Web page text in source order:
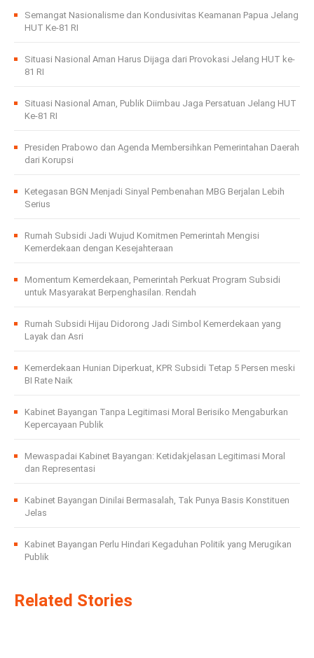
Semangat Nasionalisme dan Kondusivitas Keamanan Papua Jelang
HUT Ke-81 RI
Situasi Nasional Aman Harus Dijaga dari Provokasi Jelang HUT ke-
81 RI
Situasi Nasional Aman, Publik Diimbau Jaga Persatuan Jelang HUT
Ke-81 RI
Presiden Prabowo dan Agenda Membersihkan Pemerintahan Daerah
dari Korupsi
Ketegasan BGN Menjadi Sinyal Pembenahan MBG Berjalan Lebih
Serius
Rumah Subsidi Jadi Wujud Komitmen Pemerintah Mengisi
Kemerdekaan dengan Kesejahteraan
Momentum Kemerdekaan, Pemerintah Perkuat Program Subsidi
untuk Masyarakat Berpenghasilan. Rendah
Rumah Subsidi Hijau Didorong Jadi Simbol Kemerdekaan yang
Layak dan Asri
Kemerdekaan Hunian Diperkuat, KPR Subsidi Tetap 5 Persen meski
BI Rate Naik
Kabinet Bayangan Tanpa Legitimasi Moral Berisiko Mengaburkan
Kepercayaan Publik
Mewaspadai Kabinet Bayangan: Ketidakjelasan Legitimasi Moral
dan Representasi
Kabinet Bayangan Dinilai Bermasalah, Tak Punya Basis Konstituen
Jelas
Kabinet Bayangan Perlu Hindari Kegaduhan Politik yang Merugikan
Publik
Related Stories